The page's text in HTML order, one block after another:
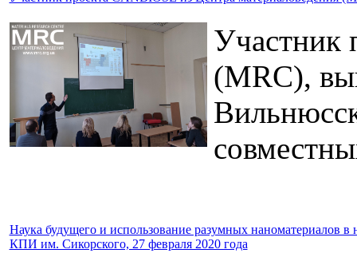
Участник
(MRC),
Наука будущего и использование разумных наноматериалов
КПИ им. Сикорского, 27 февраля 2020 года